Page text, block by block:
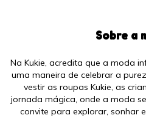
Sobre a
Na Kukie, acredita que a moda
uma maneira de celebrar a
vestir as roupas Kukie, as
jornada mágica, onde a moda
convite para explorar, sonhar